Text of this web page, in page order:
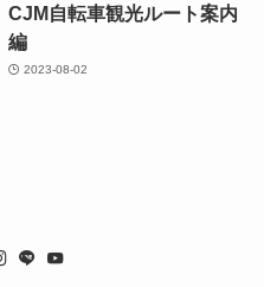
CJM自転車観光ルート案内
編
2023-08-02